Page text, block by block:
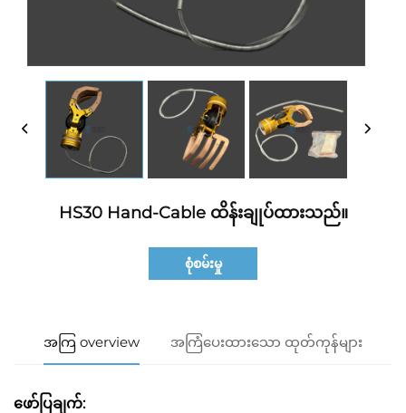
HS30 Hand-Cable ထိန်းချုပ်ထားသည်။
စုံစမ်းမှု
အကြ overview အကြံပေးထားသော ထုတ်ကုန်များ
ဖော်ပြချက်: